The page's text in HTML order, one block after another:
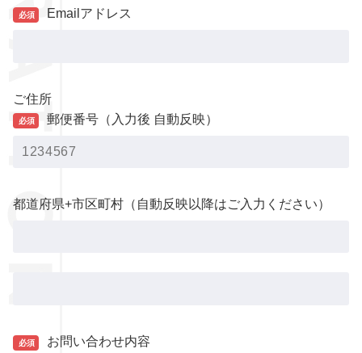
必須 Emailアドレス
ご住所
必須 郵便番号（入力後 自動反映）
都道府県+市区町村（自動反映以降はご入力ください）
必須 お問い合わせ内容